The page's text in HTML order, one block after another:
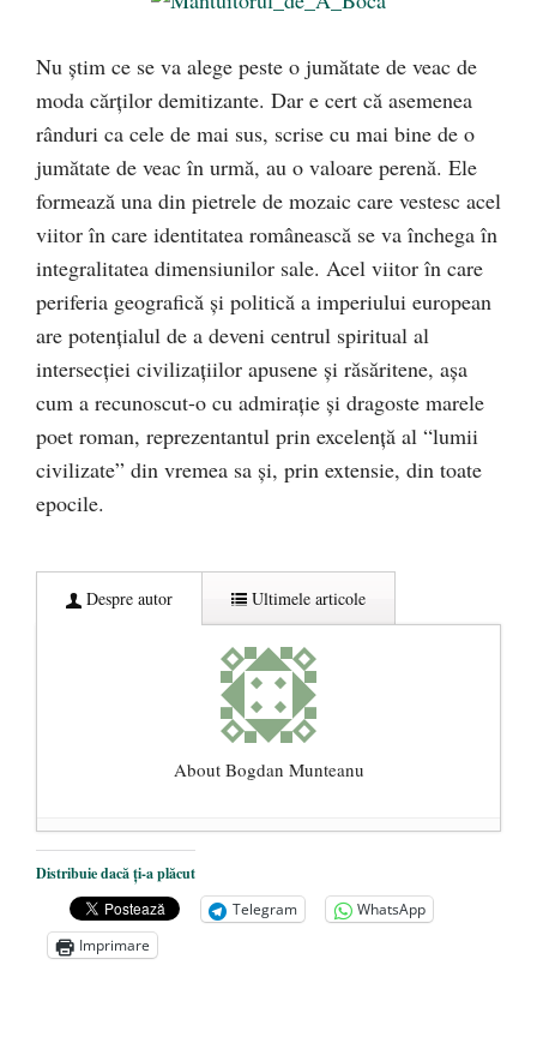
Nu ştim ce se va alege peste o jumătate de veac de
moda cărţilor demitizante. Dar e cert că asemenea
rânduri ca cele de mai sus, scrise cu mai bine de o
jumătate de veac în urmă, au o valoare perenă. Ele
formează una din pietrele de mozaic care vestesc acel
viitor în care identitatea românească se va închega în
integralitatea dimensiunilor sale. Acel viitor în care
periferia geografică şi politică a imperiului european
are potenţialul de a deveni centrul spiritual al
intersecţiei civilizaţiilor apusene şi răsăritene, aşa
cum a recunoscut-o cu admiraţie şi dragoste marele
poet roman, reprezentantul prin excelenţă al “lumii
civilizate” din vremea sa şi, prin extensie, din toate
epocile.
Despre autor Ultimele articole
About Bogdan Munteanu
Paralele: ateul şi rugăciunea
octombrie 2020
Semne ale vremurilor sau actualitatea
dialogurilor lui Soloviov
Distribuie dacă ți-a plăcut
Telegram
WhatsApp
Imprimare